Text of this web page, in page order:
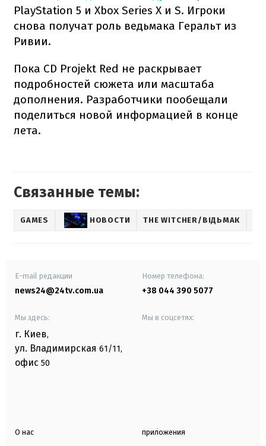
PlayStation 5 и Xbox Series X и S. Игроки
снова получат роль ведьмака Геральт из
Ривии.
Пока CD Projekt Red не раскрывает
подробностей сюжета или масштаба
дополнения. Разработчики пообещали
поделиться новой информацией в конце
лета.
Связанные темы:
GAMES НОВОСТИ THE WITCHER/ВІДЬМАК
E-mail редакции
news24@24tv.com.ua
Номер телефона:
+38 044 390 5077
Мы здесь:
г. Киев,
ул. Владимирская 61/11,
офис 50
Мы в соцсетях:
О нас приложения